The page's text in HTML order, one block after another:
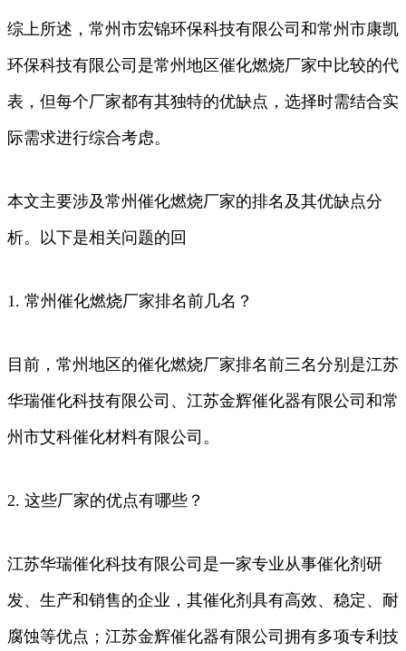
综上所述，常州市宏锦环保科技有限公司和常州市康凯
环保科技有限公司是常州地区催化燃烧厂家中比较的代
表，但每个厂家都有其独特的优缺点，选择时需结合实
际需求进行综合考虑。
本文主要涉及常州催化燃烧厂家的排名及其优缺点分
析。以下是相关问题的回
1. 常州催化燃烧厂家排名前几名？
目前，常州地区的催化燃烧厂家排名前三名分别是江苏
华瑞催化科技有限公司、江苏金辉催化器有限公司和常
州市艾科催化材料有限公司。
2. 这些厂家的优点有哪些？
江苏华瑞催化科技有限公司是一家专业从事催化剂研
发、生产和销售的企业，其催化剂具有高效、稳定、耐
腐蚀等优点；江苏金辉催化器有限公司拥有多项专利技